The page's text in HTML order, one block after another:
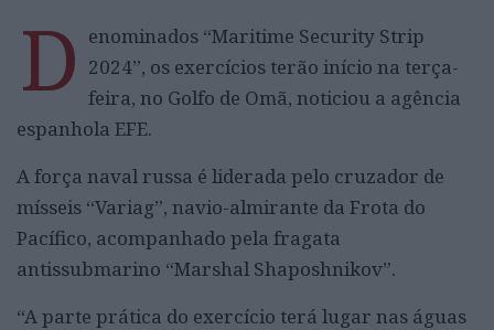
D enominados “Maritime Security Strip
2024”, os exercícios terão início na terça-
feira, no Golfo de Omã, noticiou a agência
espanhola EFE.
A força naval russa é liderada pelo cruzador de
mísseis “Variag”, navio-almirante da Frota do
Pacífico, acompanhado pela fragata
antissubmarino “Marshal Shaposhnikov”.
“A parte prática do exercício terá lugar nas águas